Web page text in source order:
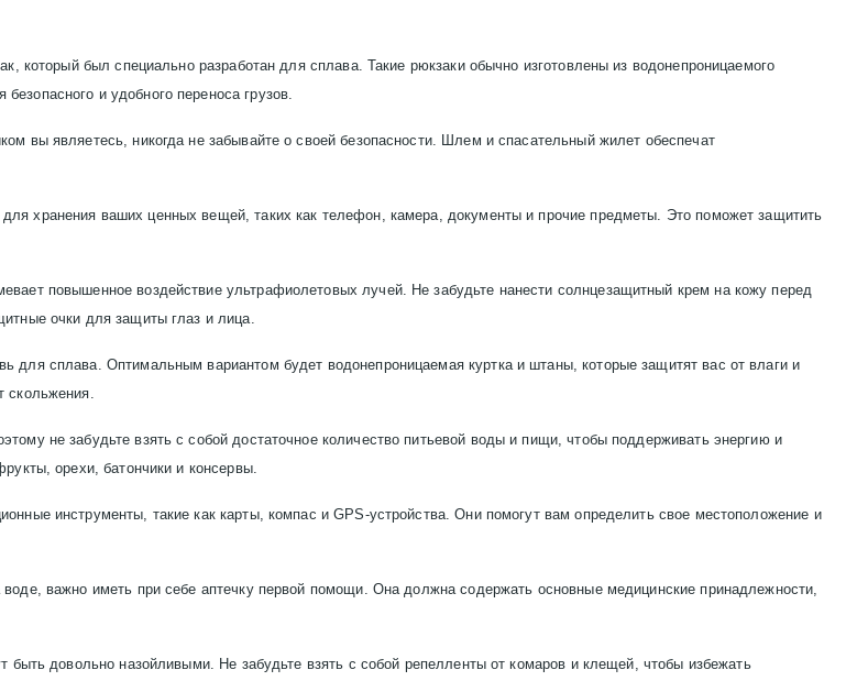
который был специально разработан для сплава. Такие рюкзаки обычно изготовлены из водонепроницаемого
и удобного переноса грузов.
вы являетесь, никогда не забывайте о своей безопасности. Шлем и спасательный жилет обеспечат
хранения ваших ценных вещей, таких как телефон, камера, документы и прочие предметы. Это поможет защитить
повышенное воздействие ультрафиолетовых лучей. Не забудьте нанести солнцезащитный крем на кожу перед
очки для защиты глаз и лица.
сплава. Оптимальным вариантом будет водонепроницаемая куртка и штаны, которые защитят вас от влаги и
скольжения.
не забудьте взять с собой достаточное количество питьевой воды и пищи, чтобы поддерживать энергию и
орехи, батончики и консервы.
инструменты, такие как карты, компас и GPS-устройства. Они помогут вам определить свое местоположение и
важно иметь при себе аптечку первой помощи. Она должна содержать основные медицинские принадлежности,
быть довольно назойливыми. Не забудьте взять с собой репелленты от комаров и клещей, чтобы избежать